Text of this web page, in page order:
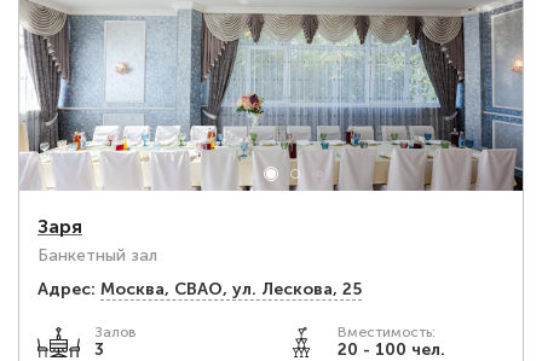
Заря
Банкетный зал
Адрес: Москва, СВАО, ул. Лескова, 25
Залов
3
Вместимость:
20 - 100 чел.